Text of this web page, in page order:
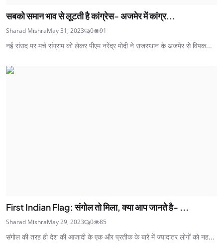
सबको समान भाव से लूटती है कांग्रेस- अजमेर में कांग्र...
Sharad MishraMay 31, 2023 0 91
नई संसद पर मचे संग्राम को लेकर पीएम नरेंद्र मोदी ने राजस्थान के अजमेर से विपक...
First Indian Flag: संगोल तो मिला, क्या आप जानते है- ...
Sharad MishraMay 29, 2023 0 85
संगोल की तरह ही देश की आजादी के एक और प्रतीक के बारे में ज्यादातर लोगों को नह...